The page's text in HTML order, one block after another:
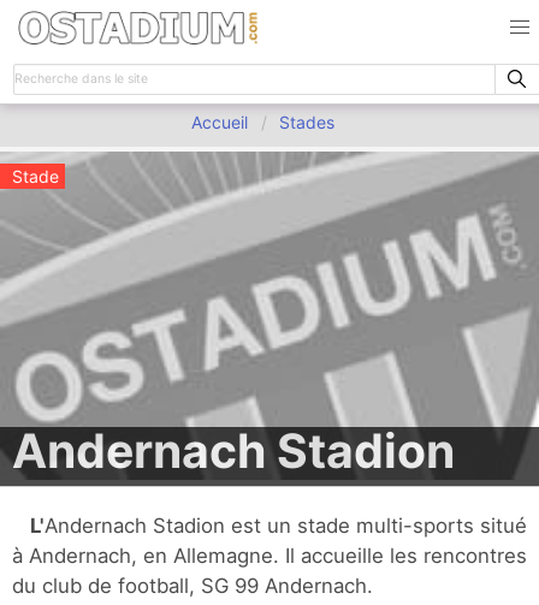
Accueil Stades
Stade
Andernach Stadion
L'Andernach Stadion est un stade multi-sports situé
à Andernach, en Allemagne. Il accueille les rencontres
du club de football, SG 99 Andernach.